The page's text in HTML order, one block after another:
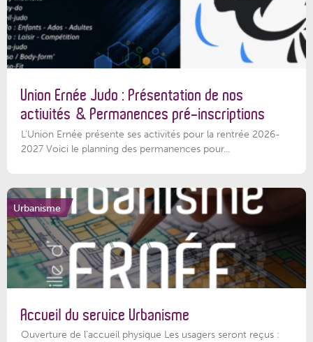
Union Ernée Judo : Présentation de nos
activités & Permanences pré-inscriptions
L'Union Ernée présente ses activités pour la rentrée 2026-
2027 Voici le planning des permanences pour...
Urbanisme
Accueil du service Urbanisme
Ouverture de l'accueil physique Les usagers seront reçus :